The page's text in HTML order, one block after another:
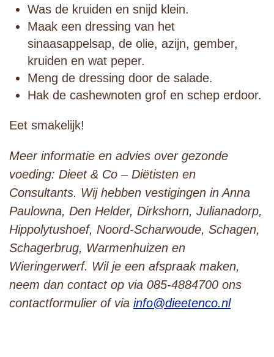
Was de kruiden en snijd klein.
Maak een dressing van het
sinaasappelsap, de olie, azijn, gember,
kruiden en wat peper.
Meng de dressing door de salade.
Hak de cashewnoten grof en schep erdoor.
Eet smakelijk!
Meer informatie en advies over gezonde
voeding: Dieet & Co – Diëtisten en
Consultants. Wij hebben vestigingen in Anna
Paulowna, Den Helder, Dirkshorn, Julianadorp,
Hippolytushoef, Noord-Scharwoude, Schagen,
Schagerbrug, Warmenhuizen en
Wieringerwerf. Wil je een afspraak maken,
neem dan contact op via 085-4884700 ons
contactformulier of via info@dieetenco.nl